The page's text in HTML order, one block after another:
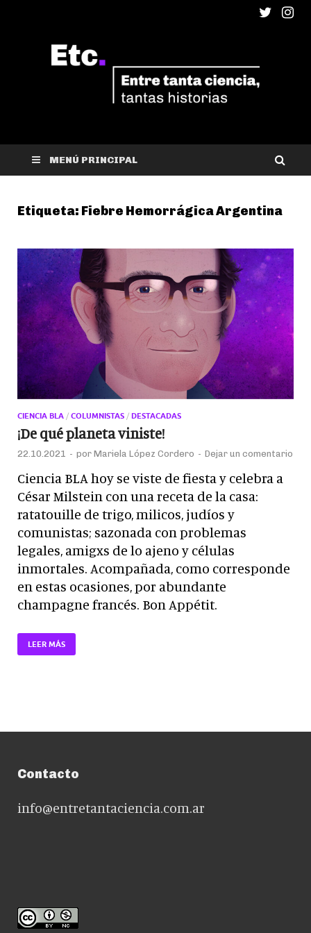
ETC
MENÚ PRINCIPAL
Etiqueta: Fiebre Hemorrágica Argentina
CIENCIA BLA / COLUMNISTAS / DESTACADAS
¡De qué planeta viniste!
22.10.2021 - por Mariela López Cordero - Dejar un comentario
Ciencia BLA hoy se viste de fiesta y celebra a
César Milstein con una receta de la casa:
ratatouille de trigo, milicos, judíos y
comunistas; sazonada con problemas
legales, amigxs de lo ajeno y células
inmortales. Acompañada, como corresponde
en estas ocasiones, por abundante
champagne francés. Bon Appétit.
LEER MÁS
Contacto
info@entretantaciencia.com.ar